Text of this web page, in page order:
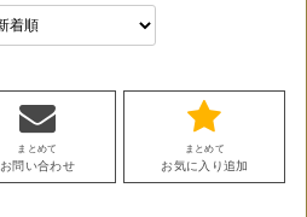
まとめて
お問い合わせ
まとめて
お気に入り追加